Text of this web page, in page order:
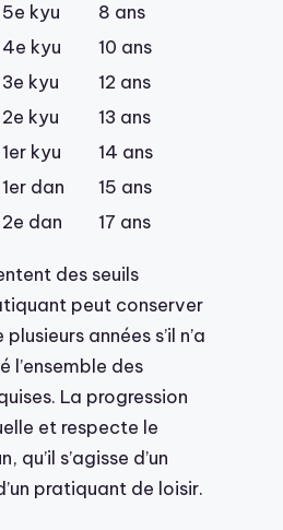
5e kyu
8 ans
4e kyu
10 ans
3e kyu
12 ans
2e kyu
13 ans
1er kyu
14 ans
1er dan
15 ans
2e dan 17 ans
des seuils
peut conserver
années s’il n’a
l’ensemble des
La progression
et respecte le
qu’il s’agisse d’un
pratiquant de loisir.